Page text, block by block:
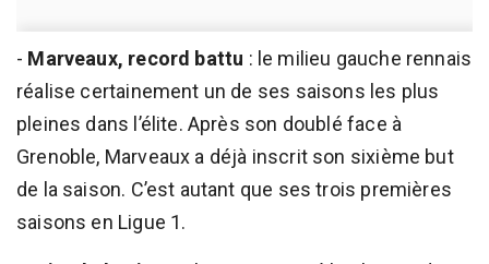
- Marveaux, record battu : le milieu gauche rennais
réalise certainement un de ses saisons les plus
pleines dans l’élite. Après son doublé face à
Grenoble, Marveaux a déjà inscrit son sixième but
de la saison. C’est autant que ses trois premières
saisons en Ligue 1.